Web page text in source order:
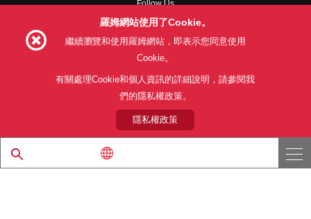
Follow Us
網站使用條款 利用目的 隱私權政策
網站地圖
關於本公司產品銷售之標準條款(PDF)
© 1997 - 2026 ROHM CO., LTD. ALL RIGHTS RESERVED.
羅姆網站使用了Cookie。
繼續瀏覽和使用羅姆網站，即表示您同意使用
Cookie。
有關處理Cookie和個人資訊的詳細說明，請參閱我
們的隱私權政策。
隱私權政策